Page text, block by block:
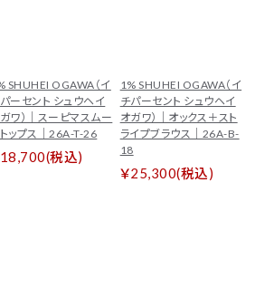
SHUHEI OGAWA（イ
ーセント シュウヘイ
ワ）｜スーピマスムー
ップス｜26A-T-26
18,700(税込)
1% SHUHEI OGAWA（イ
チパーセント シュウヘイ
オガワ）｜オックス＋スト
ライプブラウス｜26A-B-
18
￥25,300(税込)